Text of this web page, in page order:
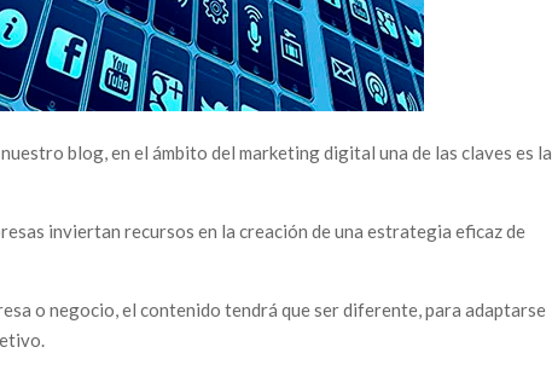
blog, en el ámbito del marketing digital una de las claves es la
inviertan recursos en la creación de una estrategia eficaz de
o negocio, el contenido tendrá que ser diferente, para adaptarse